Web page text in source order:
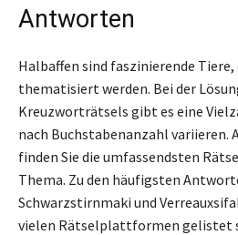
Antworten
Halbaffen sind faszinierende
thematisiert werden. Bei der
Kreuzworträtsels gibt es eine
nach Buchstabenanzahl variieren.
finden Sie die umfassendsten
Thema. Zu den häufigsten
Schwarzstirnmaki und
vielen Rätselplattformen gelistet